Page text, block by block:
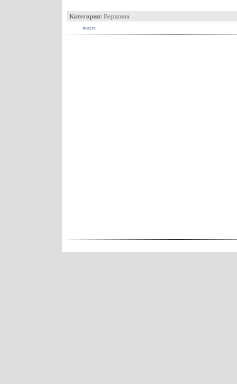
Категория: Вершина
вверх